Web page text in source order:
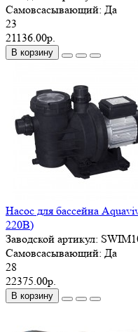
Самовсасывающий: Да
23
21136.00р.
В корзину
Насос для бассейна
220В)
Заводской артикул:
Самовсасывающий: Да
28
22375.00р.
В корзину